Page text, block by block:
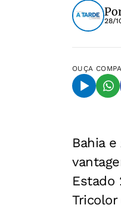
28/
OUÇA
Bahia
Estado